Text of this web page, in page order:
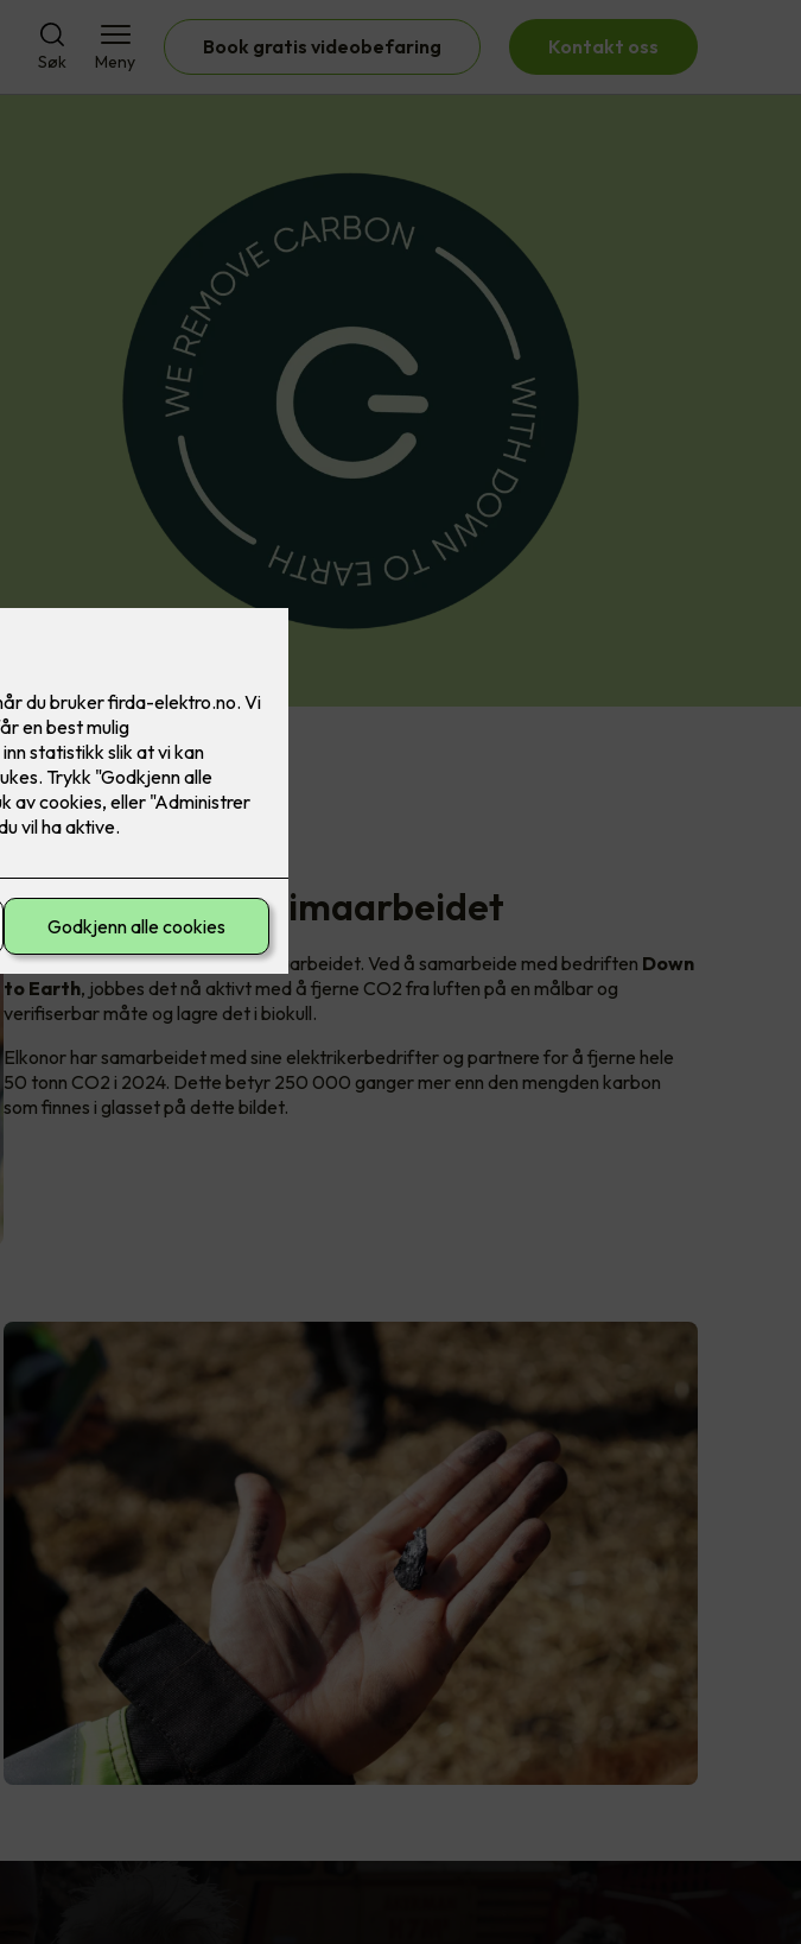
Søk Meny
Book gratis videobefaring Kontakt oss
Elkonors rolle i klimaarbeidet
Elkonor har valgt å stå foran i klimaarbeidet. Ved å samarbeide med bedriften Down
to Earth, jobbes det nå aktivt med å fjerne CO2 fra luften på en målbar og
verifiserbar måte og lagre det i biokull.
Elkonor har samarbeidet med sine elektrikerbedrifter og partnere for å fjerne hele
50 tonn CO2 i 2024. Dette betyr 250 000 ganger mer enn den mengden karbon
som finnes i glasset på dette bildet.